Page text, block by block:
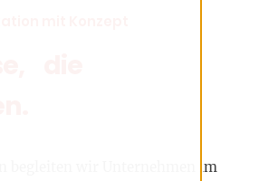
begleiten wir Unternehmen im